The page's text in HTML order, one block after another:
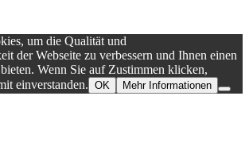
um die Qualität und
der Webseite zu verbessern und Ihnen einen
Wenn Sie auf Zustimmen klicken,
einverstanden. OK Mehr Informationen